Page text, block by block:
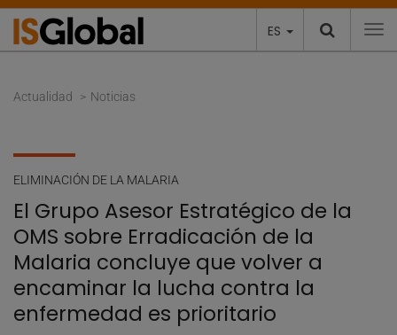
ES
Actualidad Noticias
ELIMINACIÓN DE LA MALARIA
El Grupo Asesor Estratégico de la
OMS sobre Erradicación de la
Malaria concluye que volver a
encaminar la lucha contra la
enfermedad es prioritario